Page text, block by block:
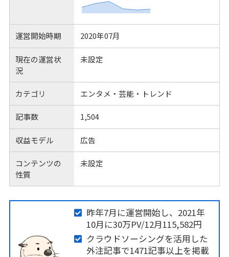
運営開始時期 2020年07月
現在の運営状
況
未設定
カテゴリ エンタメ・芸能・トレンド
記事数 1,504
収益モデル 広告
コンテンツの
性質
未設定
昨年7月に運営開始し、2021年
10月に30万PV/12月115,582円
クラウドソーシングを活用した
外注記事で1471記事以上を掲載